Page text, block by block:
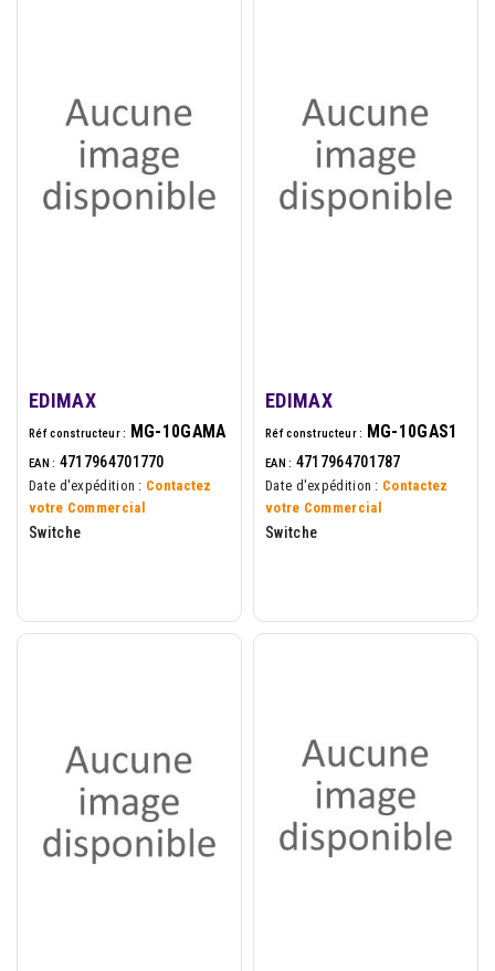
EDIMAX
Réf constructeur : MG-10GAMA
EAN : 4717964701770
Date d'expédition : Contactez
votre Commercial
Switche
EDIMAX
Réf constructeur : MG-10GAS1
EAN : 4717964701787
Date d'expédition : Contactez
votre Commercial
Switche